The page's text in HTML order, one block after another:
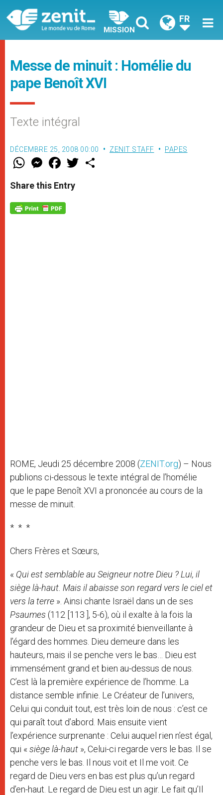
MISSION
FR
Messe de minuit : Homélie du
pape Benoît XVI
Texte intégral
DÉCEMBRE 25, 2008 00:00 ZENIT STAFF PAPES
W
t
s
p
p
M
e
s
e
g
e
F
a
e
b
o
k
w
Share this Entry
ROME, Jeudi 25 décembre 2008 (ZENIT.org) – Nous
publions ci-dessous le texte intégral de l’homélie
que le pape Benoît XVI a prononcée au cours de la
messe de minuit.
* * *
Chers Frères et Sœurs,
« Qui est semblable au Seigneur notre Dieu ? Lui, il
siège là-haut. Mais il abaisse son regard vers le ciel et
vers la terre ». Ainsi chante Israël dans un de ses
Psaumes (112 [113 ], 5-6), où il exalte à la fois la
grandeur de Dieu et sa proximité bienveillante à
l’égard des hommes. Dieu demeure dans les
hauteurs, mais il se penche vers le bas… Dieu est
immensément grand et bien au-dessus de nous.
C’est là la première expérience de l’homme. La
distance semble infinie. Le Créateur de l’univers,
Celui qui conduit tout, est très loin de nous : c’est ce
qui paraît tout d’abord. Mais ensuite vient
l’expérience surprenante : Celui auquel rien n’est égal,
qui « siège là-haut », Celui-ci regarde vers le bas. Il se
penche vers le bas. Il nous voit et Il me voit. Ce
regard de Dieu vers en bas est plus qu’un regard
d’en-haut. Le regard de Dieu est un agir. Le fait qu’Il